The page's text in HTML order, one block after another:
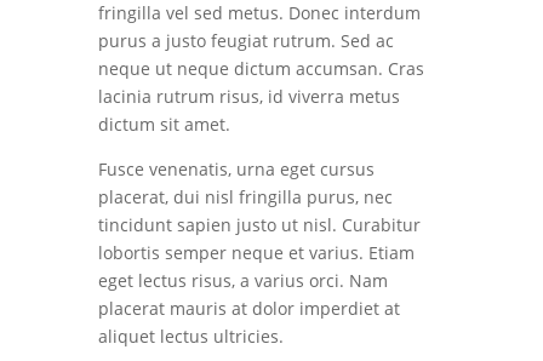
fringilla vel sed metus. Donec interdum
purus a justo feugiat rutrum. Sed ac
neque ut neque dictum accumsan. Cras
lacinia rutrum risus, id viverra metus
dictum sit amet.
Fusce venenatis, urna eget cursus
placerat, dui nisl fringilla purus, nec
tincidunt sapien justo ut nisl. Curabitur
lobortis semper neque et varius. Etiam
eget lectus risus, a varius orci. Nam
placerat mauris at dolor imperdiet at
aliquet lectus ultricies.